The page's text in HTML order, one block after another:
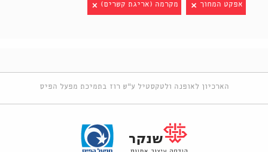
אפקט המחוך מקרמה (אריגת קשרים)
הארכיון לאופנה ולטקסטיל ע"ש רוז בתמיכת מפעל הפיס